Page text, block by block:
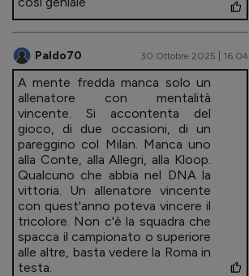
Paldo70 30 Ottobre 2025 | 16.04
A mente fredda manca solo un
allenatore con mentalità
vincente. Si accontenta del
gioco, di due occasioni, di un
pareggino col Milan. Manca uno
alla Conte, alla Allegri, alla Kloop.
Qualcuno che abbia nel DNA la
vittoria. Un allenatore vincente
con quest'anno poteva vincere il
tricolore. Non c'è la squadra che
spacca il campionato o superiore
alle altre, basta vedere la Roma in
testa.